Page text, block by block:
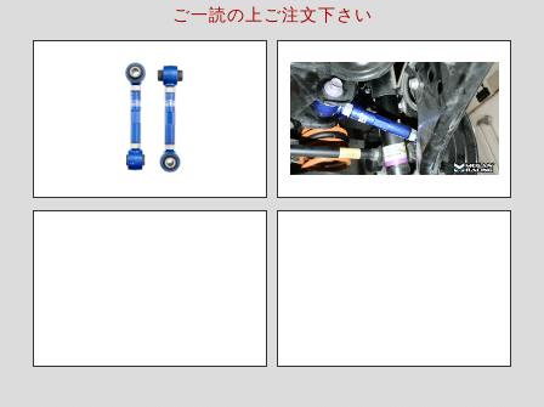
ご一読の上ご注文下さい